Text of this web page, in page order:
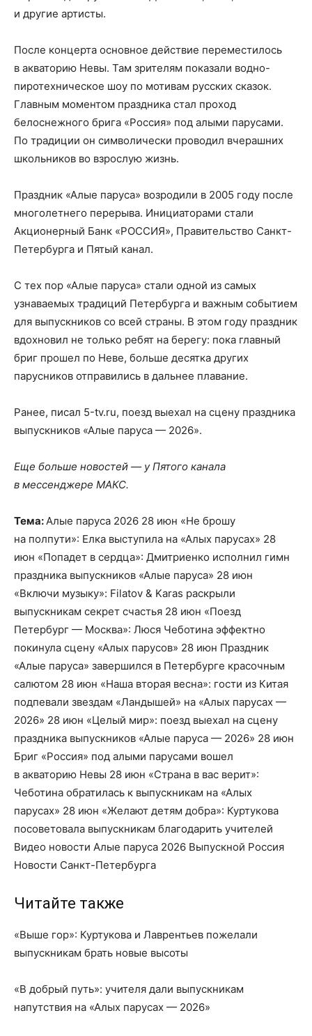
и другие артисты.
После концерта основное действие переместилось
в акваторию Невы. Там зрителям показали водно-
пиротехническое шоу по мотивам русских сказок.
Главным моментом праздника стал проход
белоснежного брига «Россия» под алыми парусами.
По традиции он символически проводил вчерашних
школьников во взрослую жизнь.
Праздник «Алые паруса» возродили в 2005 году после
многолетнего перерыва. Инициаторами стали
Акционерный Банк «РОССИЯ», Правительство Санкт-
Петербурга и Пятый канал.
С тех пор «Алые паруса» стали одной из самых
узнаваемых традиций Петербурга и важным событием
для выпускников со всей страны. В этом году праздник
вдохновил не только ребят на берегу: пока главный
бриг прошел по Неве, больше десятка других
парусников отправились в дальнее плавание.
Ранее, писал 5-tv.ru, поезд выехал на сцену праздника
выпускников «Алые паруса — 2026».
Еще больше новостей — у Пятого канала
в мессенджере МАКС.
Тема:Алые паруса 2026 28 июн «Не брошу
на полпути»: Елка выступила на «Алых парусах» 28
июн «Попадет в сердца»: Дмитриенко исполнил гимн
праздника выпускников «Алые паруса» 28 июн
«Включи музыку»: Filatov & Karas раскрыли
выпускникам секрет счастья 28 июн «Поезд
Петербург — Москва»: Люся Чеботина эффектно
покинула сцену «Алых парусов» 28 июн Праздник
«Алые паруса» завершился в Петербурге красочным
салютом 28 июн «Наша вторая весна»: гости из Китая
подпевали звездам «Ландышей» на «Алых парусах —
2026» 28 июн «Целый мир»: поезд выехал на сцену
праздника выпускников «Алые паруса — 2026» 28 июн
Бриг «Россия» под алыми парусами вошел
в акваторию Невы 28 июн «Страна в вас верит»:
Чеботина обратилась к выпускникам на «Алых
парусах» 28 июн «Желают детям добра»: Куртукова
посоветовала выпускникам благодарить учителей
Видео новости Алые паруса 2026 Выпускной Россия
Новости Санкт-Петербурга
Читайте также
«Выше гор»: Куртукова и Лаврентьев пожелали
выпускникам брать новые высоты
«В добрый путь»: учителя дали выпускникам
напутствия на «Алых парусах — 2026»